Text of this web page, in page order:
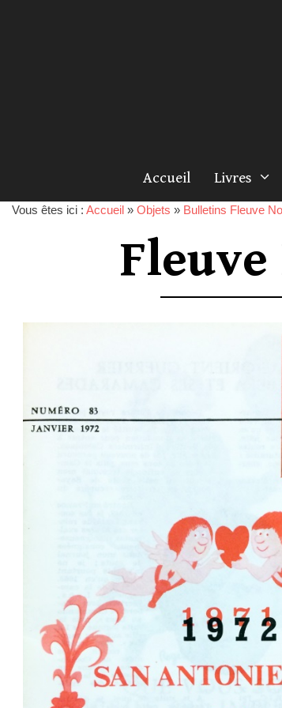
Accueil Livres
Vous êtes ici : Accueil » Objets » Bulletins Fleuve